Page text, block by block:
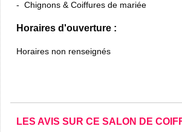
Chignons & Coiffures de mariée
Horaires d'ouverture :
Horaires non renseignés
LES AVIS SUR CE SALON DE